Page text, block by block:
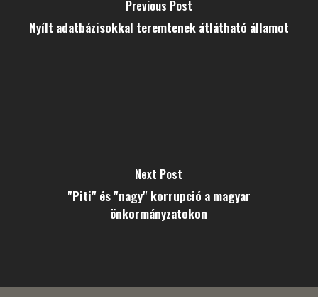
Previous Post
Nyílt adatbázisokkal teremtenek átlátható államot
Next Post
"Piti" és "nagy" korrupció a magyar
önkormányzatokon